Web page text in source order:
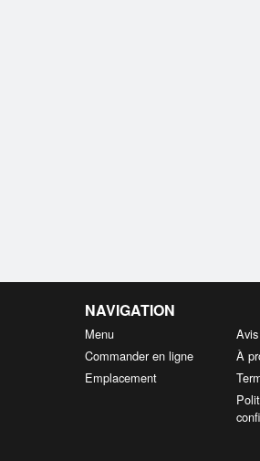
NAVIGATION
Menu
Commander en ligne
Emplacement
Avis
À